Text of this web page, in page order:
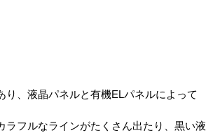
、液晶パネルと有機ELパネルによって
フルなラインがたくさん出たり、黒い液